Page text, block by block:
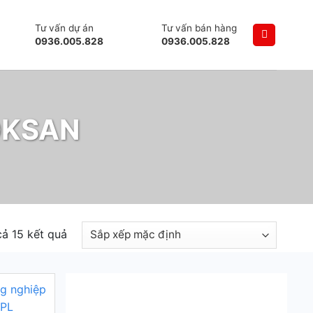
Tư vấn dự án
0936.005.828
Tư vấn bán hàng
0936.005.828
15 kết quả